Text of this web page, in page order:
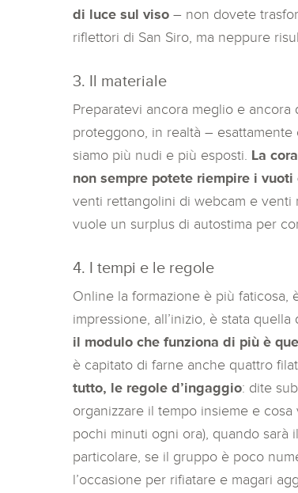
di luce sul viso – non dovete
riflettori di San Siro, ma neppure
3. Il materiale
Preparatevi ancora meglio e
proteggono, in realtà –
siamo più nudi e più esposti. La
non sempre potete riempire i
venti rettangolini di webcam e venti
vuole un surplus di autostima per
4. I tempi e le regole
Online la formazione è più faticosa,
impressione, all’inizio, è stata
il modulo che funziona di più è
è capitato di farne anche quattro
tutto, le regole d’ingaggio: dite
organizzare il tempo insieme e
pochi minuti ogni ora), quando sarà
particolare, se il gruppo è poco
l’occasione per rifiatare e magari